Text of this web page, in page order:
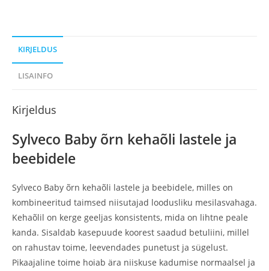
KIRJELDUS
LISAINFO
Kirjeldus
Sylveco Baby õrn kehaõli lastele ja
beebidele
Sylveco Baby õrn kehaõli lastele ja beebidele, milles on
kombineeritud taimsed niisutajad loodusliku mesilasvahaga.
Kehaõlil on kerge geeljas konsistents, mida on lihtne peale
kanda. Sisaldab kasepuude koorest saadud betuliini, millel
on rahustav toime, leevendades punetust ja sügelust.
Pikaajaline toime hoiab ära niiskuse kadumise normaalsel ja